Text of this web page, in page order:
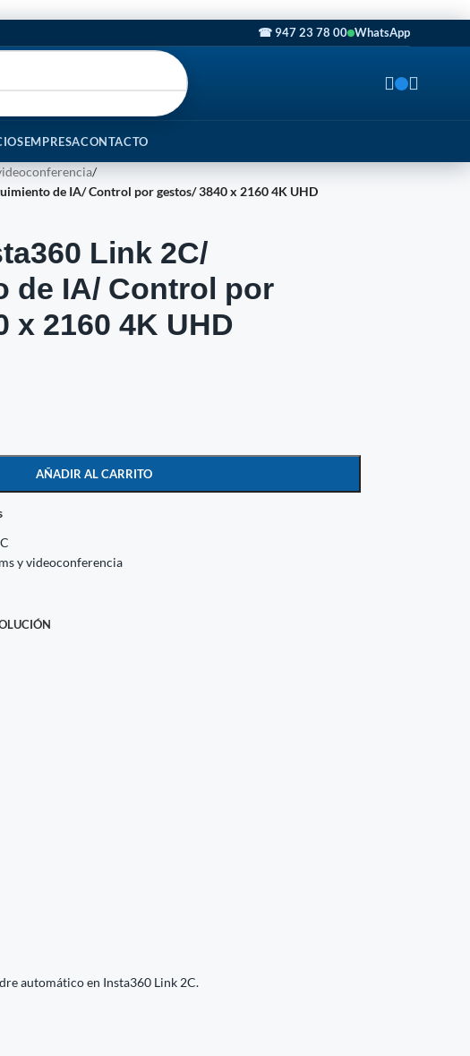
☎ 947 23 78 00 WhatsApp
EMPRESACONTACTO
/
de IA/ Control por gestos/ 3840 x 2160 4K UHD
Link 2C/
de IA/ Control por
x 2160 4K UHD
AÑADIR AL CARRITO
y videoconferencia
automático en Insta360 Link 2C.